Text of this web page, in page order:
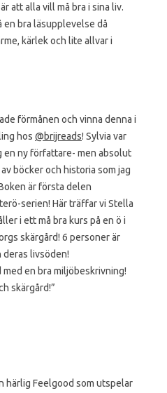
att alla vill må bra i sina liv.
en bra läsupplevelse då
kärlek och lite allvar i
förmånen och vinna denna i
hos @brijreads! Sylvia var
en ny författare- men absolut
böcker och historia som jag
är första delen
serien! Här träffar vi Stella
i ett må bra kurs på en ö i
skärgård! 6 personer är
deras livsöden!
en bra miljöbeskrivning!
skärgård!”
härlig Feelgood som utspelar